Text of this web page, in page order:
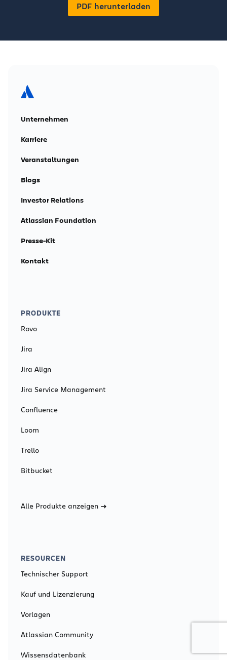
PDF herunterladen
Unternehmen
Karriere
Veranstaltungen
Blogs
Investor Relations
Atlassian Foundation
Presse-Kit
Kontakt
PRODUKTE
Rovo
Jira
Jira Align
Jira Service Management
Confluence
Loom
Trello
Bitbucket
Alle Produkte anzeigen
RESOURCEN
Technischer Support
Kauf und Lizenzierung
Vorlagen
Atlassian Community
Wissensdatenbank